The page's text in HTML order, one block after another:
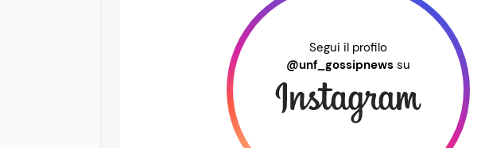
Segui il profilo
@unf_gossipnews su